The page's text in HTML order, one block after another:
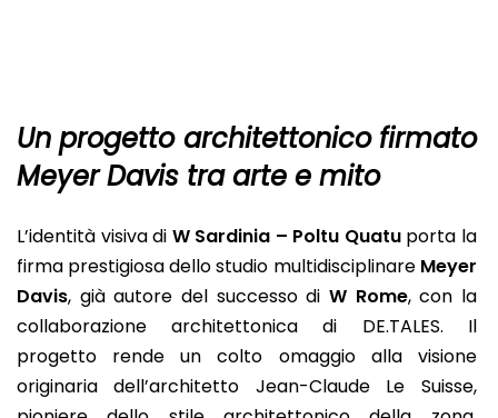
Un progetto architettonico firmato
Meyer Davis tra arte e mito
L’identità visiva di W Sardinia – Poltu Quatuporta la
firma prestigiosa dello studio multidisciplinare Meyer
Davis, già autore del successo di W Rome, con la
collaborazione architettonica di DE.TALES. Il
progetto rende un colto omaggio alla visione
originaria dell’architetto Jean-Claude Le Suisse,